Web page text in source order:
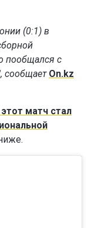
(0:1) в
пообщался с
сообщает On.kz
матч стал